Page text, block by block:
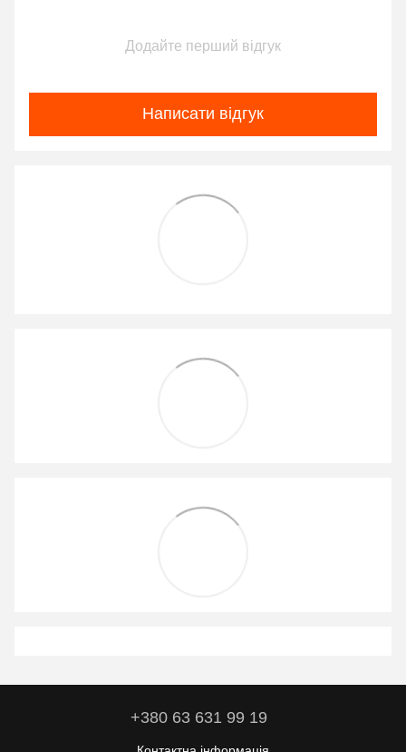
Додайте перший відгук
Написати відгук
+380 63 631 99 19